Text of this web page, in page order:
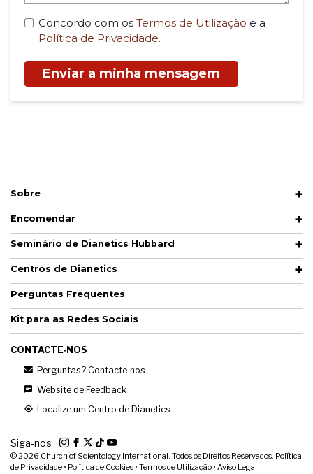
Concordo com os Termos de Utilização e a
Política de Privacidade.
Enviar a minha mensagem
Sobre
Encomendar
Seminário de Dianetics Hubbard
Centros de Dianetics
Perguntas Frequentes
Kit para as Redes Sociais
CONTACTE‑NOS
Perguntas? Contacte‑nos
Website de Feedback
Localize um Centro de Dianetics
Siga‑nos
© 2026 Church of Scientology International. Todos os Direitos Reservados. Política
de Privacidade • Política de Cookies • Termos de Utilização • Aviso Legal